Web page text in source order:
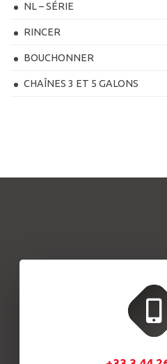
NL – SÉRIE
RINCER
BOUCHONNER
CHAÎNES 3 ET 5 GALONS